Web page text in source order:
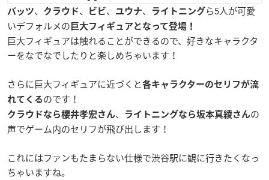
バッツ、 クラウド、 ビビ、 ユウナ、 ライトニングら5人が可愛
いデフォルメの 巨大フィギュアとなって登場！
巨大フィギュアは触れることができるので、好きなキャラクタ
ーをなでなでしたりと楽しめちゃいます！
さらに巨大フィギュアに近づくと各キャラクターのセリフが流
れてくる のです！
クラウドなら櫻井孝宏さん、 ライトニングなら坂本真綾さんの
声でゲーム内のセリフが飛び出します！
これにはファンもたまらない仕様で渋谷駅に観に行きたくなっ
ちゃいますね。